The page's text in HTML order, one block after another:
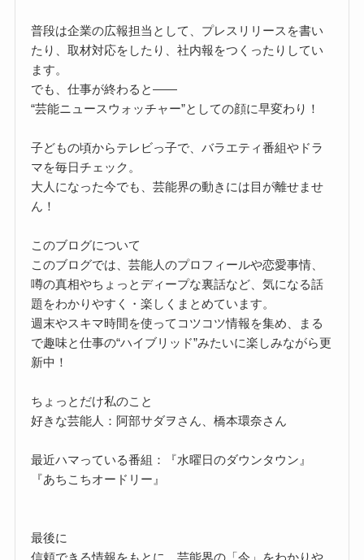
普段は企業の広報担当として、プレスリリースを書い
たり、取材対応をしたり、社内報をつくったりしてい
ます。
でも、仕事が終わると――
“芸能ニュースウォッチャー”としての顔に早変わり！
子どもの頃からテレビっ子で、バラエティ番組やドラ
マを毎日チェック。
大人になった今でも、芸能界の動きには目が離せませ
ん！
このブログについて
このブログでは、芸能人のプロフィールや恋愛事情、
噂の真相やちょっとディープな裏話など、気になる話
題をわかりやすく・楽しくまとめています。
週末やスキマ時間を使ってコツコツ情報を集め、まる
で趣味と仕事の“ハイブリッド”みたいに楽しみながら更
新中！
ちょっとだけ私のこと
好きな芸能人：阿部サダヲさん、橋本環奈さん
最近ハマっている番組：『水曜日のダウンタウン』
『あちこちオードリー』
最後に
信頼できる情報をもとに、芸能界の「今」をわかりや